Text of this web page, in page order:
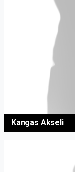
Kangas Akseli